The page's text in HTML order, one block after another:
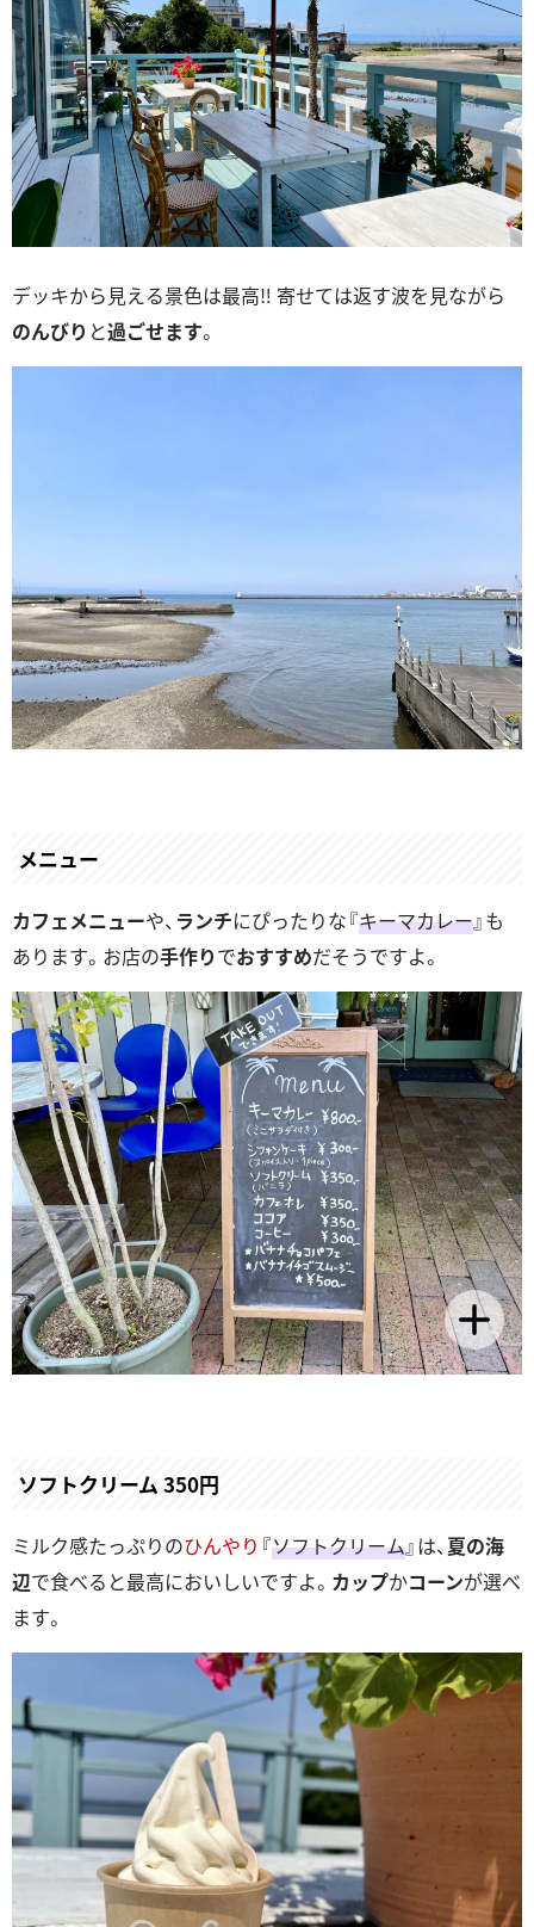
デッキから見える景色は最高‼ 寄せては返す波を見ながら
のんびり と過ごせます。
メニュー
カフェメニューや、 ランチにぴったりな『キーマカレー』も
あります。お店の手作りでおすすめだそうですよ。
ソフトクリーム 350円
ミルク感たっぷりのひんやり 『ソフトクリーム』は、 夏の海
辺で食べると最高においしいですよ。 カップかコーンが選べ
ます。